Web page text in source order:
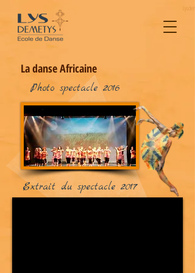
La danse Africaine
Photo spectacle 2016
Extrait du spectacle 2017